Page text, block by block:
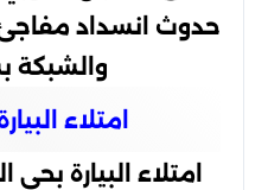
حدوث انسداد مفاجئ
والشبكة
امتلاء
امتلاء البيارة